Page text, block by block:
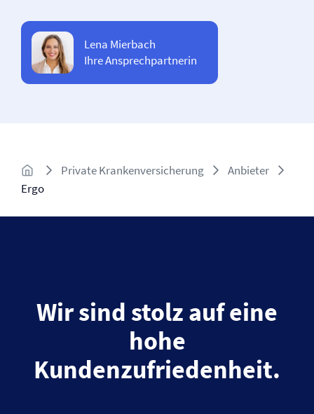
Lena Mierbach
Ihre Ansprechpartnerin
Private Kranken­versicherung
Anbieter
Ergo
Wir sind stolz auf eine
hohe
Kundenzufriedenheit.